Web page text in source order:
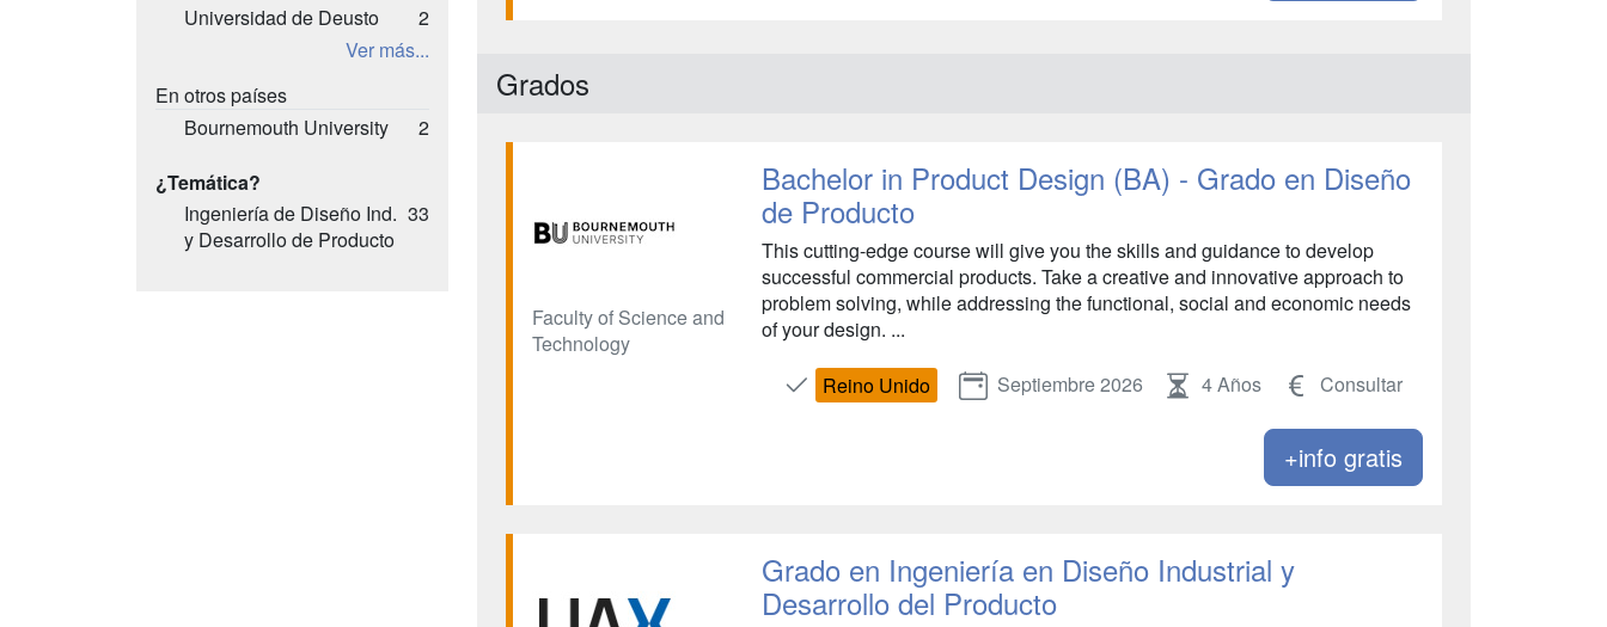
Universidad de Deusto
2
Ver más...
En otros países
Bournemouth University
2
¿Temática?
Ingeniería de Diseño Ind.
y Desarrollo de Producto
33
Grados
Faculty of Science and
Technology
Bachelor in Product Design (BA) - Grado en Diseño
de Producto
This cutting-edge course will give you the skills and guidance to develop
successful commercial products. Take a creative and innovative approach to
problem solving, while addressing the functional, social and economic needs
of your design. ...
Reino Unido Septiembre 2026 4 Años Consultar
+info gratis
Grado en Ingeniería en Diseño Industrial y
Desarrollo del Producto